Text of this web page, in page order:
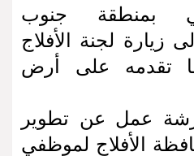
بمنطقة جنوب
زيارة لجنة الأفلاج
تقدمه على أرض
عمل عن تطوير
الأفلاج لموظفي